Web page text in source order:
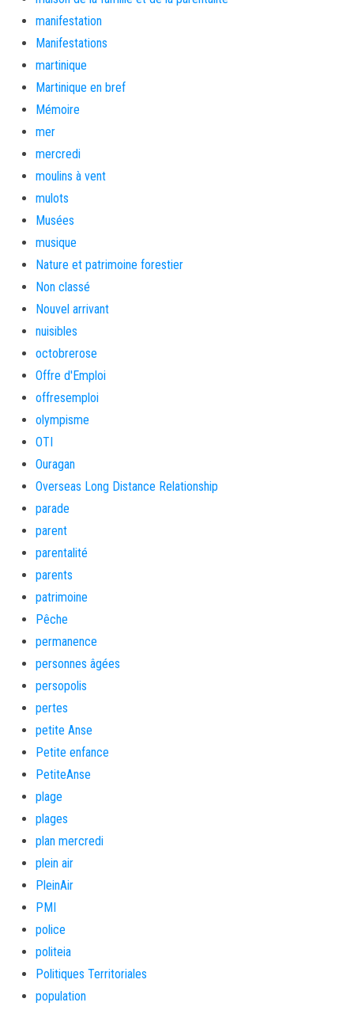
manifestation
Manifestations
martinique
Martinique en bref
Mémoire
mer
mercredi
moulins à vent
mulots
Musées
musique
Nature et patrimoine forestier
Non classé
Nouvel arrivant
nuisibles
octobrerose
Offre d'Emploi
offresemploi
olympisme
OTI
Ouragan
Overseas Long Distance Relationship
parade
parent
parentalité
parents
patrimoine
Pêche
permanence
personnes âgées
persopolis
pertes
petite Anse
Petite enfance
PetiteAnse
plage
plages
plan mercredi
plein air
PleinAir
PMI
police
politeia
Politiques Territoriales
population